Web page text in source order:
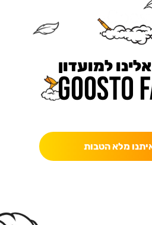
למועדון
מלא הטבות